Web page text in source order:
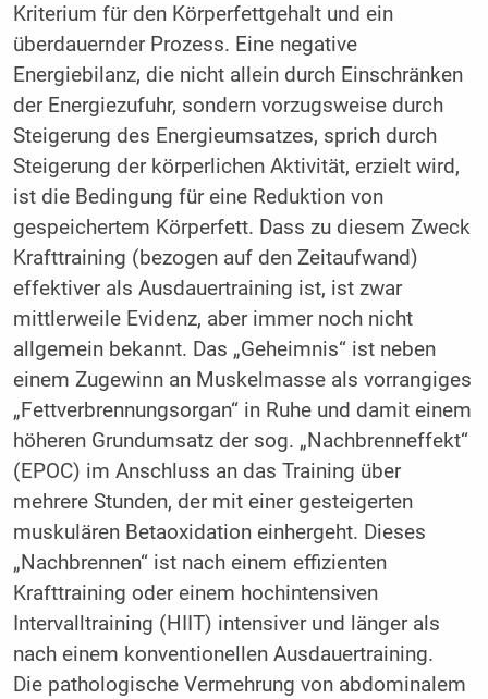
Kriterium für den Körperfettgehalt und ein
überdauernder Prozess. Eine negative
Energiebilanz, die nicht allein durch Einschränken
der Energiezufuhr, sondern vorzugsweise durch
Steigerung des Energieumsatzes, sprich durch
Steigerung der körperlichen Aktivität, erzielt wird,
ist die Bedingung für eine Reduktion von
gespeichertem Körperfett. Dass zu diesem Zweck
Krafttraining (bezogen auf den Zeitaufwand)
effektiver als Ausdauertraining ist, ist zwar
mittlerweile Evidenz, aber immer noch nicht
allgemein bekannt. Das „Geheimnis“ ist neben
einem Zugewinn an Muskelmasse als vorrangiges
„Fettverbrennungsorgan“ in Ruhe und damit einem
höheren Grundumsatz der sog. „Nachbrenneffekt“
(EPOC) im Anschluss an das Training über
mehrere Stunden, der mit einer gesteigerten
muskulären Betaoxidation einhergeht. Dieses
„Nachbrennen“ ist nach einem effizienten
Krafttraining oder einem hochintensiven
Intervalltraining (HIIT) intensiver und länger als
nach einem konventionellen Ausdauertraining.
Die pathologische Vermehrung von abdominalem